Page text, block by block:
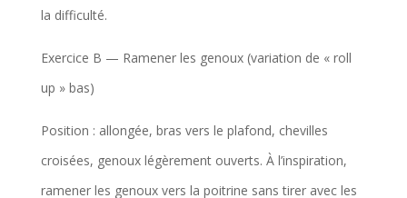
la difficulté.
Exercice B — Ramener les genoux (variation de « roll
up » bas)
Position : allongée, bras vers le plafond, chevilles
croisées, genoux légèrement ouverts. À l’inspiration,
ramener les genoux vers la poitrine sans tirer avec les